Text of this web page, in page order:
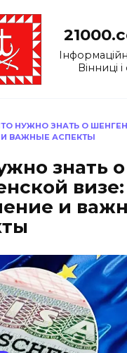
Вінниці і
НУЖНО ЗНАТЬ О
ВАЖНЫЕ АСПЕКТЫ
знать о
визе:
и